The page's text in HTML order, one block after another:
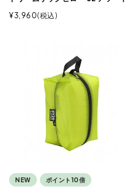
¥3,960 税込
NEW ポイント10倍